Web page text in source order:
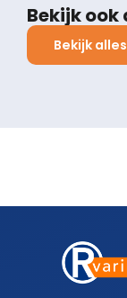
Bekijk ook
Bekijk alles